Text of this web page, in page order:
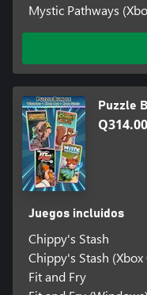
Mystic Pathways
Puzzle
Q314.00
Juegos incluidos
Chippy's Stash
Chippy's Stash (Xbox
Fit and Fry